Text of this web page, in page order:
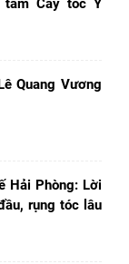
tâm Cấy tóc Y
Quang Vương
Hải Phòng: Lời
rụng tóc lâu